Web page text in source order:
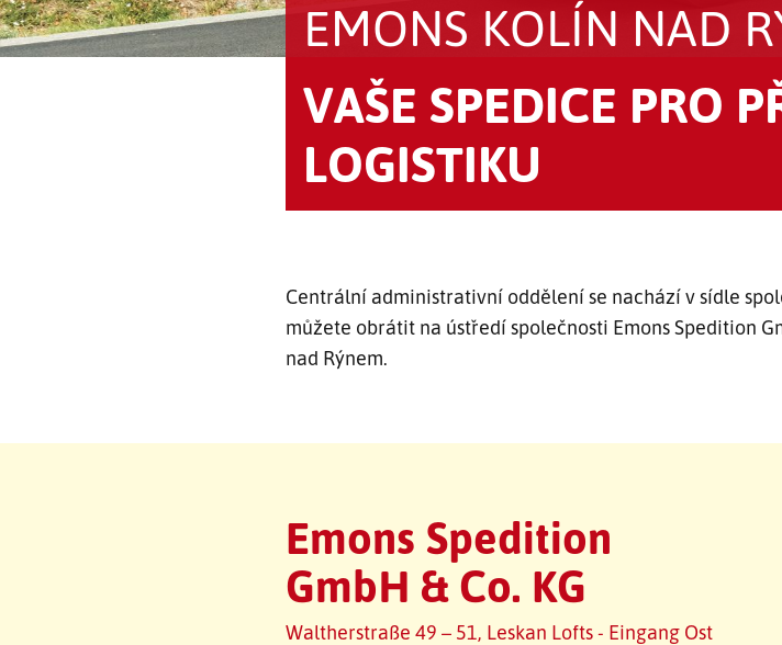
EMONS KOLÍN NAD
VAŠE SPEDICE PRO
LOGISTIKU
Centrální administrativní oddělení se nachází v sídle
můžete obrátit na ústředí společnosti Emons Spedition
nad Rýnem.
Emons Spedition
GmbH & Co. KG
Waltherstraße 49 – 51, Leskan Lofts - Eingang Ost